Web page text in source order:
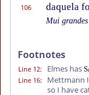
106
daquela
Mui
Footnotes
Line 12: Elmes has
Line 16: Mettmann
so I have